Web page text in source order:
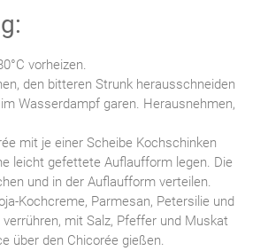
vorheizen.
den bitteren Strunk herausschneiden
Wasserdampf garen. Herausnehmen,
mit je einer Scheibe Kochschinken
leicht gefettete Auflaufform legen. Die
und in der Auflaufform verteilen.
Kochcreme, Parmesan, Petersilie und
mit Salz, Pfeffer und Muskat
über den Chicorée gießen.